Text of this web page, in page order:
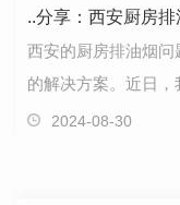
..分享：西安厨房
西安的厨房排油烟
的解决方案。近日
享。..指出，解决厨
2024-08-30